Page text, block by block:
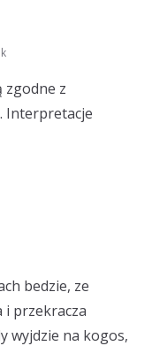
zgodne z
Interpretacje
bedzie, ze
i przekracza
wyjdzie na kogos,